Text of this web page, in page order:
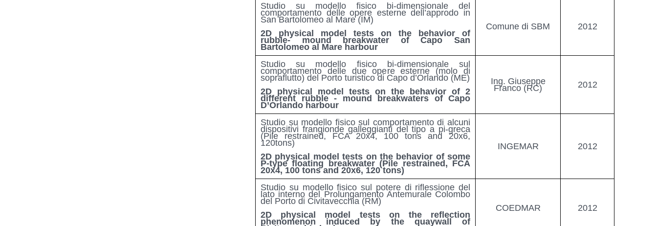
Studio su modello fisico bi-dimensionale del
comportamento delle opere esterne dell’approdo in
San Bartolomeo al Mare (IM)
2D physical model tests on the behavior of
rubble- mound breakwater of Capo San
Bartolomeo al Mare harbour
Comune di SBM 2012
Studio su modello fisico bi-dimensionale sul
comportamento delle due opere esterne (molo di
sopraflutto) del Porto turistico di Capo d’Orlando (ME)
2D physical model tests on the behavior of 2
different rubble - mound breakwaters of Capo
D’Orlando harbour
Ing. Giuseppe
Franco (RC) 2012
Studio su modello fisico sul comportamento di alcuni
dispositivi frangionde galleggianti del tipo a pi-greca
(Pile restrained, FCA 20x4, 100 tons and 20x6,
120tons)
2D physical model tests on the behavior of some
P-type floating breakwater (Pile restrained, FCA
20x4, 100 tons and 20x6, 120 tons)
INGEMAR 2012
Studio su modello fisico sul potere di riflessione del
lato interno del Prolungamento Antemurale Colombo
del Porto di Civitavecchia (RM)
2D physical model tests on the reflection
phenomenon induced by the quaywall of
COEDMAR 2012